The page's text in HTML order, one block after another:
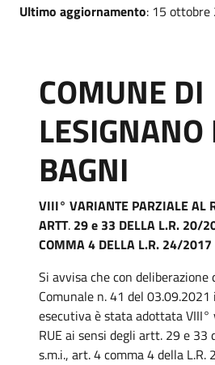
Ultimo aggiornamento: 15
COMUNE DI
LESIGNANO
BAGNI
VIII° VARIANTE PARZIALE AL
ARTT. 29 e 33 DELLA L.R. 20/
COMMA 4 DELLA L.R. 24/2017
Si avvisa che con deliberazione
Comunale n. 41 del
esecutiva è stata adottata
RUE ai sensi degli artt. 29 e 33
s.m.i., art. 4 comma 4 della L.R.